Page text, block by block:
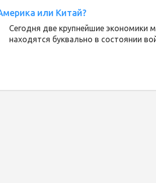
или Китай?
Сегодня две крупнейшие экономики
находятся буквально в состоянии